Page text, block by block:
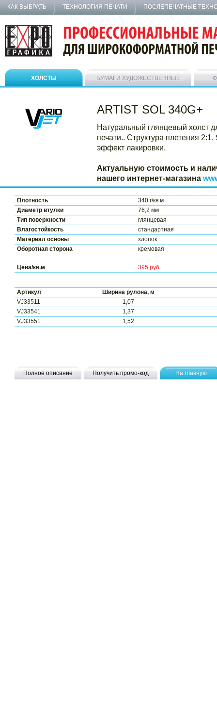
КАК ВЫБРАТЬ ТЕХНОЛОГИЯ ПЕЧАТИ ПОСЛЕПЕЧАТНЫЕ
ХОЛСТЫ БУМАГИ ХУДОЖЕСТВЕННЫЕ
ARTIST SOL 340G+
Натуральный глянцевый холст
печати.. Структура плетения
эффект лакировки.
Актуальную стоимость и
нашего интернет-магазина
Плотность
340 г/кв.м
Диаметр втулки
76,2 мм
Тип поверхности
глянцевая
Влагостойкость
стандартная
Материал основы
хлопок
Оборотная сторона
кремовая
Цена/кв.м 395 руб.
Артикул Ширина рулона, м
VJ33511
1,07
VJ33541
1,37
VJ33551
1,52
Полное описание Получить промо-код На главную